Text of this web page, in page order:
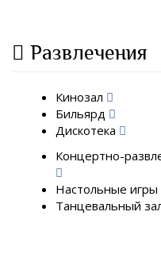
Развлечения
Кинозал
Бильярд
Дискотека
Концертно-
Настольные игры
Танцевальный